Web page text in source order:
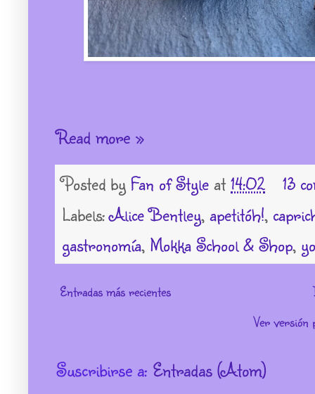
Read more »
Posted by Fan of Style at 14:02
13
Labels:Alice Bentley, apetitóh!,
gastronomía, Mokka School & Shop,
Entradas más recientes
Ver versión
Suscribirse a: Entradas (Atom)